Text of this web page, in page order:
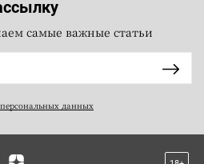
самые важные статьи
данных